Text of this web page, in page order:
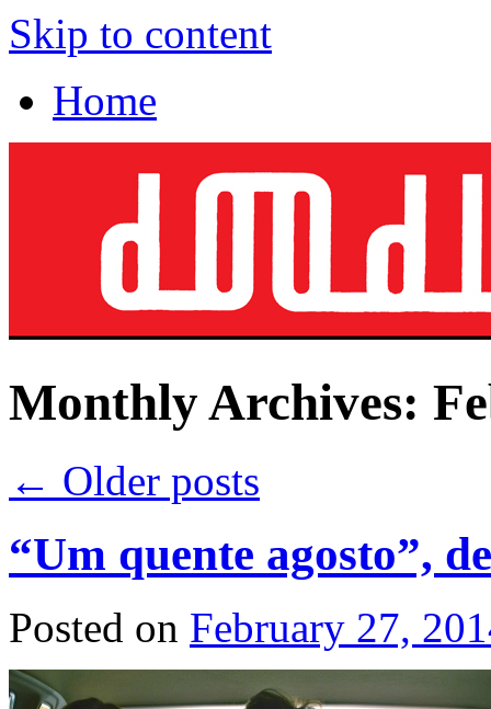
Skip to content
Home
Monthly Archives:
← Older posts
“Um quente agosto”,
Posted on February 27,